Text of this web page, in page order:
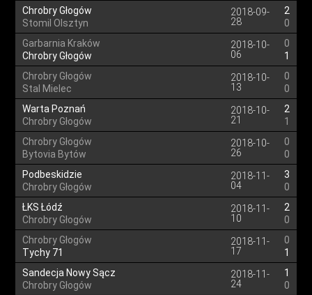
Chrobry Głogów
Stomil Olsztyn
2018-09-
28
2
0
Garbarnia Kraków
Chrobry Głogów
2018-10-
06
0
1
Chrobry Głogów
Stal Mielec
2018-10-
13
0
0
Warta Poznań
Chrobry Głogów
2018-10-
21
2
1
Chrobry Głogów
Bytovia Bytów
2018-10-
26
0
0
Podbeskidzie
Chrobry Głogów
2018-11-
04
3
0
ŁKS Łódź
Chrobry Głogów
2018-11-
10
2
0
Chrobry Głogów
Tychy 71
2018-11-
17
0
1
Sandecja Nowy Sącz
Chrobry Głogów
2018-11-
24
1
0